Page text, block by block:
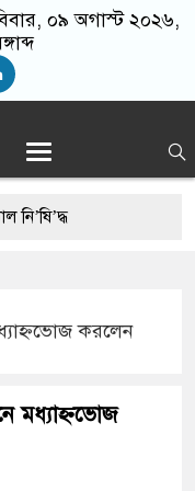
০৯ অগাস্ট ২০২৬,
করলেন
মধ্যাহ্নভোজ